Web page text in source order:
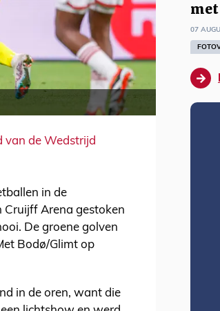
van de Wedstrijd
in de
Cruijff Arena gestoken
De groene golven
Bodø/Glimt op
in de oren, want die
07